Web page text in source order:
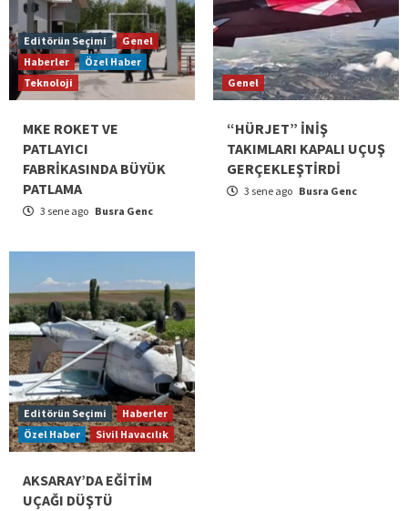
Editörün Seçimi
Genel
Haberler
Özel Haber
Teknoloji
MKE ROKET VE
PATLAYICI
FABRİKASINDA BÜYÜK
PATLAMA
3 sene ago Busra Genc
Genel
“HÜRJET” İNİŞ
TAKIMLARI KAPALI UÇUŞ
GERÇEKLEŞTİRDİ
3 sene ago Busra Genc
Editörün Seçimi
Haberler
Özel Haber
Sivil Havacılık
AKSARAY’DA EĞİTİM
UÇAĞI DÜŞTÜ